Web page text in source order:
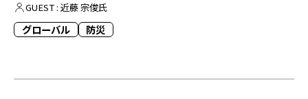
GUEST : 近藤 宗俊氏
グローバル 防災